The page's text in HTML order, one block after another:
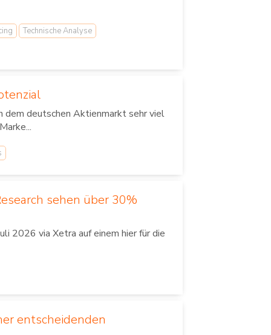
Technische Analyse
dem deutschen Aktienmarkt sehr viel
sehen über 30%
2026 via Xetra auf einem hier für die
entscheidenden